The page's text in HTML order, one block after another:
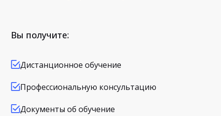
Вы получите:
Дистанционное обучение
Профессиональную консультацию
Документы об обучение